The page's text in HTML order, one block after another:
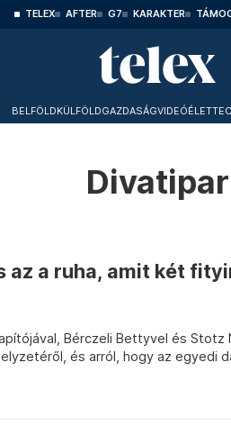
TELEX AFTER G7 KARAKTER
BELFÖLDKÜLFÖLDGAZDASÁGVIDEÓÉLET
Divatipar
az a ruha, amit két
Bérczeli Bettyvel és Stotz
és arról, hogy az egyedi